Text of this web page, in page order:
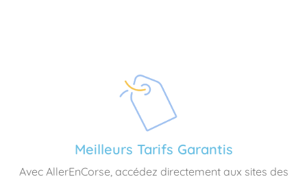
Meilleurs Tarifs Garantis
Avec AllerEnCorse, accédez directement aux sites des